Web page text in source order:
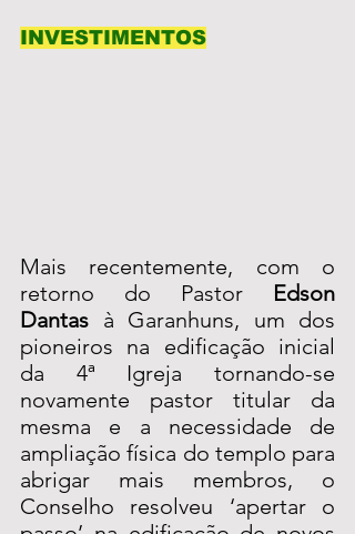
INVESTIMENTOS
Mais recentemente, com o
retorno do Pastor Edson
Dantas à Garanhuns, um dos
pioneiros na edificação inicial
da 4ª Igreja tornando-se
novamente pastor titular da
mesma e a necessidade de
ampliação física do templo para
abrigar mais membros, o
Conselho resolveu ‘apertar o